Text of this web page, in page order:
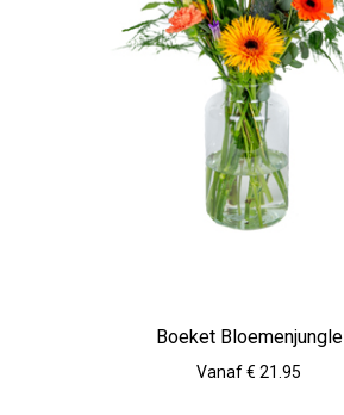
Boeket Bloemenjungle
Vanaf € 21.95